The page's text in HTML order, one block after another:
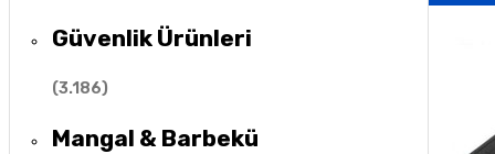
Güvenlik Ürünleri
(3.186)
Mangal & Barbekü